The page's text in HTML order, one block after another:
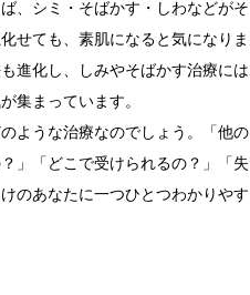
、シミ・そばかす・しわなどがそ
せても、素肌になると気になりま
進化し、しみやそばかす治療には
集まっています。
ような治療なのでしょう。「他の
」「どこで受けられるの？」「失
のあなたに一つひとつわかりやす